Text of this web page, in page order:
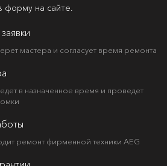
форму на сайте.
мастера и согласует время ремонта
в назначенное время и проведет
ремонт фирменной техники AEG